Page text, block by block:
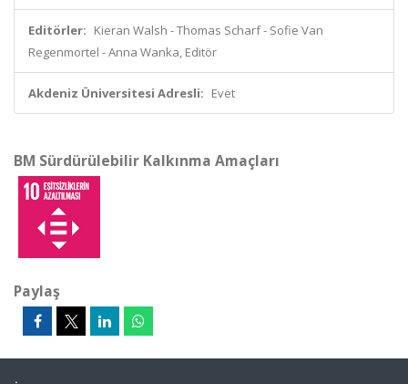
Editörler: Kieran Walsh - Thomas Scharf - Sofie Van
Regenmortel - Anna Wanka, Editör
Akdeniz Üniversitesi Adresli: Evet
BM Sürdürülebilir Kalkınma Amaçları
Paylaş